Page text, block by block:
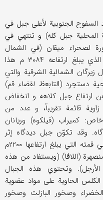
السفوح الجنوبیة لأعلی جبل في
المحلیة جبل کله) و تنتهي في
لصحراء میقان (في الشمال
الشرقي من أراک). ویفصل جبل کلاه الذي یبلغ ارتفاعه ۳۰۸۴ م هذا
الشمالیة الشرقیة والتي
عن ناحیة دستجرد (التابعظ لقضاء قم)
ارتفاع جبل کلاهه و انخفاض
قائمة تقریباً، و عدد من
کمیراب (فیلکوه) وریانان
وقد تکوّن جبل دیدگاه إثر
انفجار برکاني تحت سطح البحر، وتغطي قمته التي یبلغ ارتفاعها ۲۲۰۰م
(اللاڤا) (ویستفاد من هذه
الأرجل). وتحتوي هذه الجبال
الحاویة علی مواد عضویة
وصخور البازلت وصخور